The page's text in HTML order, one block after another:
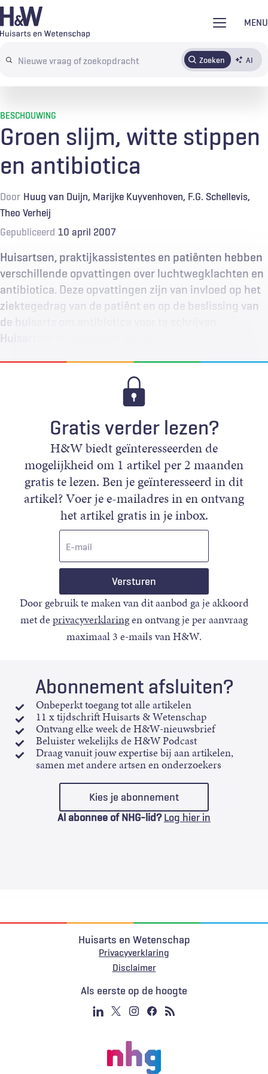
Overslaan
en
de
MENU
Search
terms
Zoeken AI
AbonnerenTijdschrift Inloggen
BESCHOUWING
Groen slijm, witte stippen
en antibiotica
Door Huug van Duijn Marijke Kuyvenhoven F.G. Schellevis
Theo Verheij
Gepubliceerd 10 april 2007
Huisartsen, praktijkassistentes en patiënten hebben
verschillende opvattingen over luchtwegklachten en
antibiotica. Deze opvattingen zijn van invloed op het
ziektegedrag van de patiënt en op de beslissing van
de huisarts om antibiotica voor te schrijven.
Huisartsen en patiënten moeten…
Gratis verder lezen?
H&W biedt geïnteresseerden de
mogelijkheid om 1 artikel per 2 maanden
gratis te lezen. Ben je geïnteresseerd in dit
artikel? Voer je e-mailadres in en ontvang
het artikel gratis in je inbox.
Door gebruik te maken van dit aanbod ga je akkoord
met deprivacyverklaringen ontvang je per aanvraag
maximaal 3 e-mails van H&W.
Abonnement afsluiten?
Onbeperkt toegang tot alle artikelen
11 x tijdschrift Huisarts & Wetenschap
Ontvang elke week de H&W-nieuwsbrief
Beluister wekelijks de H&W Podcast
Draag vanuit jouw expertise bij aan artikelen,
samen met andere artsen en onderzoekers
Kies je abonnement
Al abonnee of NHG-lid? Log hier in
Huisarts en Wetenschap
Privacyverklaring
Voet
Disclaimer
Als eerste op de hoogte